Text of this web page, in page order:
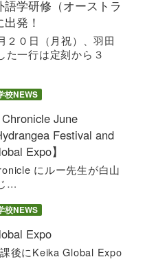
語学研修（オーストラ
発！
２０日（月祝）、羽田
た一行は定刻から３
校NEWS
June
Festival and
Expo】
にルー先生が白山
…
校NEWS
Expo
後にKeika Global Expo